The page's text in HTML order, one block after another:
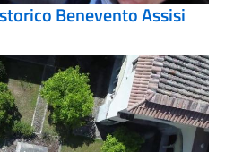
Benevento Assisi